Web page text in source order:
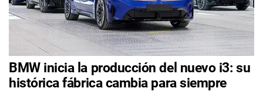
BMW inicia la producción del nuevo i3: su
histórica fábrica cambia para siempre